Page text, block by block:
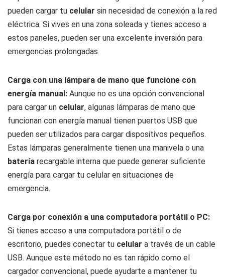
pueden cargar tu celular sin necesidad de conexión a la red
eléctrica. Si vives en una zona soleada y tienes acceso a
estos paneles, pueden ser una excelente inversión para
emergencias prolongadas.
Carga con una lámpara de mano que funcione con
energía manual: Aunque no es una opción convencional
para cargar un celular, algunas lámparas de mano que
funcionan con energía manual tienen puertos USB que
pueden ser utilizados para cargar dispositivos pequeños.
Estas lámparas generalmente tienen una manivela o una
batería recargable interna que puede generar suficiente
energía para cargar tu celular en situaciones de
emergencia.
Carga por conexión a una computadora portátil o PC:
Si tienes acceso a una computadora portátil o de
escritorio, puedes conectar tu celular a través de un cable
USB. Aunque este método no es tan rápido como el
cargador convencional, puede ayudarte a mantener tu